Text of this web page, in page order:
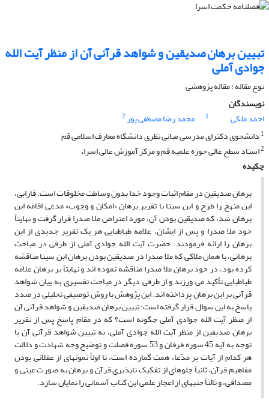
تبیین برهان صدیقین و شواهد قرآنی آن از منظر آیت الله
جوادی آملی
نوع مقاله : مقاله پژوهشی
نویسندگان
احمد ملکی
1 محمد رضا مصطفی پور2
1 دانشجوی دکترای مدرسی مبانی نظری دانشگاه معارف اسلامی قم
2استاد سطح عالی حوزه علمیه قم و مرکز آموزش عالی اسراء
چکیده
برهان صدیقین در مقام اثبات وجود خدا بدون وساطت مخلوقات است. فارابی،
این منهج را طرح و ابن سینا با تقریر برهان «امکان و وجوب» مدعی اقامه این
برهان شد، که صدیقین بودن آن، مورد اعتراض ملا صدرا قرار گرفت و نهایتاً
خودِ ملا صدرا و پس از ایشان، علامه طباطبایی هر یک تقریر جدیدی از این
برهان را ارائه فرمودند. حضرت آیت الله جوادی آملی از طرفی در مباحث
برهانی، با همان ملاکی که ملا صدرا در صدیقین بودن برهان ابن سینا مناقشه
کرده بود، در خود برهان ملا صدرا مناقشه نموده اند و نهایتاً بر برهان علامه
طباطبایی تأکید می ورزند و از طرفی دیگر در مباحث تفسیری به بیان شواهد
قرآنی بر این برهان پرداخته اند. این پژوهش با روش توصیفی تحلیلی در صدد
پاسخ به این سوال قرار گرفته است: تبیین برهان صدیقین و شواهد قرآنی آن
از منظر آیت الله جوادی آملی چگونه است؟ که در مقام پاسخ پس از تقریر
برهان صدیقین از منظر آیت الله جوادی آملی، به تبیین شواهد قرآنی آن با
توجه به آیه 45 سوره فرقان و 53 سوره فصلت و توضیح وجه شهادت و دلالت
هر کدام از آیات بر مدّعا، همت گمارده است، تا اولاً نمونه‎ای از عقلانی بودنِ
مفاهیم قرآن، ثانیاً جلوه‎ای از تفکیک ناپذیری قرآن و برهان به صورت عینی و
مصداقی، و ثالثاً جنبه‎ای از اعجاز علمی این کتاب آسمانی را نمایان سازد.